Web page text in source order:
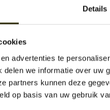
Details
advertenties te
we informatie over uw
partners kunnen deze
op basis van uw gebruik
lederen en stoere aktetassen,
op zijn wenken te bedienen, op